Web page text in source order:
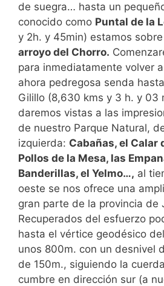
de suegra… hasta un
conocido como Puntal de la
y 2h. y 45min) estamos
arroyo del Chorro.
para inmediatamente volver
ahora pedregosa senda
Gilillo (8,630 kms y 3 h. y 03
daremos vistas a las
de nuestro Parque Natural,
izquierda: Cabañas, el Calar
Pollos de la Mesa, las
Banderillas, el Yelmo…, al
oeste se nos ofrece una
gran parte de la provincia de
Recuperados del esfuerzo
hasta el vértice geodésico
unos 800m. con un desnivel
de 150m., siguiendo la
cumbre en dirección sur (a